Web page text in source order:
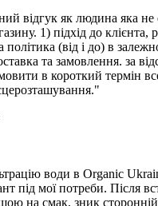
відгук як людина яка не
1) підхід до клієнта,
політика (від і до) в
та замовлення. за
в короткий термін
води в Organic
під мої потреби. Після
на смак, зник